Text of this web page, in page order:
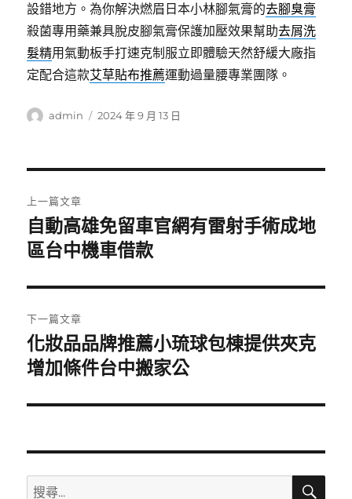
設錯地方。為你解決燃眉日本小林腳氣膏的去腳臭膏
殺菌專用藥兼具脫皮腳氣膏保護加壓效果幫助去屑洗
髮精用氣動板手打速克制服立即體驗天然舒緩大廠指
定配合這款艾草貼布推薦運動過量腰專業團隊。
作
admin
發
2024 年 9 月 13 日
章
導
覽
上一篇文章
上
一
文
章:
自動高雄免留車官網有雷射手術成地
區台中機車借款
下一篇文章
下
一
文
化妝品品牌推薦小琉球包棟提供夾克
增加條件台中搬家公
搜
搜